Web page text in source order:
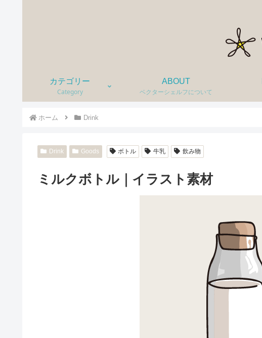
カテゴリー
Category
ABOUT
ベクターシェルフについて
ホーム Drink
Drink Goods ボトル 牛乳 飲み物
ミルクボトル｜イラスト素材